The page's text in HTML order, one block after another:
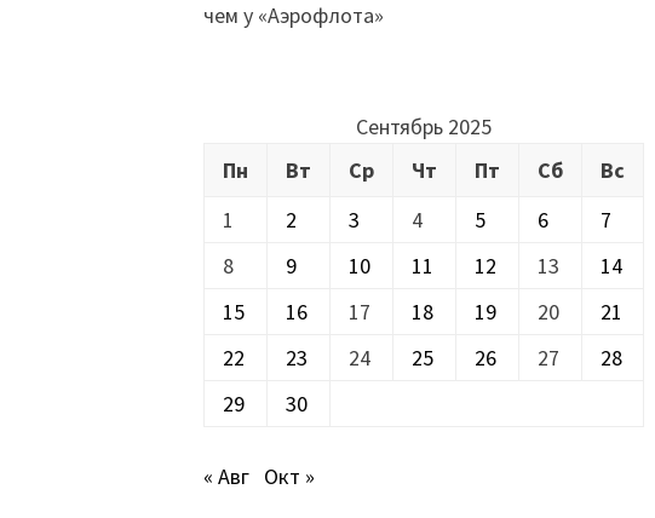
чем у «Аэрофлота»
Сентябрь 2025
Пн
Вт Ср Чт Пт Сб
Вс
1
2 3 4 5 6
7
8
9 10 11 12 13
14
15
16 17 18 19 20
21
22
23 24 25 26 27
28
29
30
« Авг Окт »